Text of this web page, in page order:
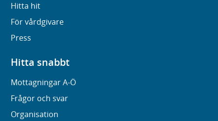
Hitta hit
För vårdgivare
Press
Hitta snabbt
Mottagningar A-Ö
Frågor och svar
Organisation